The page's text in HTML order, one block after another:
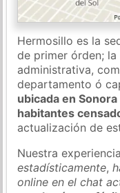
Hermosillo es la
de primer órden;
administrativa,
departamento ó
ubicada en Sonora
habitantes
actualización de
Nuestra
estadísticamente,
online en el chat